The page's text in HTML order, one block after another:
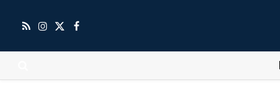
فيسبوك
X
الانستغرام
RSS